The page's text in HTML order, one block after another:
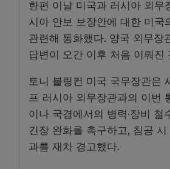
한편 이날 미국과 러시아 외무
시아 안보 보장안에 대한 미국
관련해 통화했다. 양국 외무장
답변이 오간 이후 처음 이뤄진
토니 블링컨 미국 국무장관은
프 러시아 외무장관과의 이번
이나 국경에서의 병력·장비 철
긴장 완화를 촉구하고, 침공 시
과를 재차 경고했다.